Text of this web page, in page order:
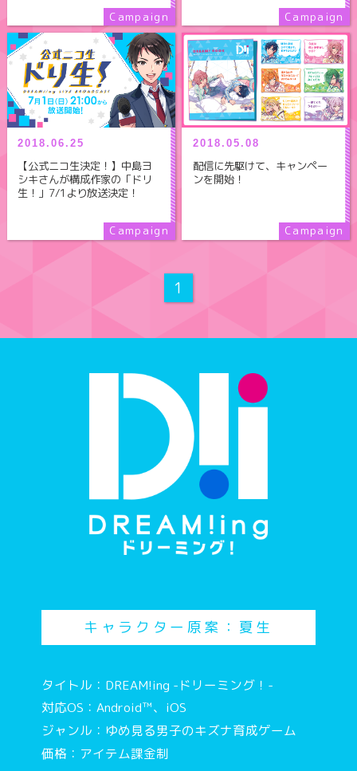
2018.06.25
【公式ニコ生決定！】中島ヨ
シキさんが構成作家の「ドリ
生！」7/1より放送決定！
2018.05.08
配信に先駆けて、キャンペー
ンを開始！
1
キャラクター原案：夏生
タイトル：DREAM!ing -ドリーミング！-
対応OS：Android™、iOS
ジャンル：ゆめ見る男子のキズナ育成ゲーム
価格：アイテム課金制